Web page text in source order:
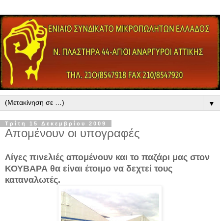
▼
Τρίτη 15 Δεκεμβρίου 2009
Απομένουν οι υπογραφές
Λίγες πινελιές απομένουν και το παζάρι μας στον
ΚΟΥΒΑΡΑ θα είναι έτοιμο να δεχτεί τους
καταναλωτές.